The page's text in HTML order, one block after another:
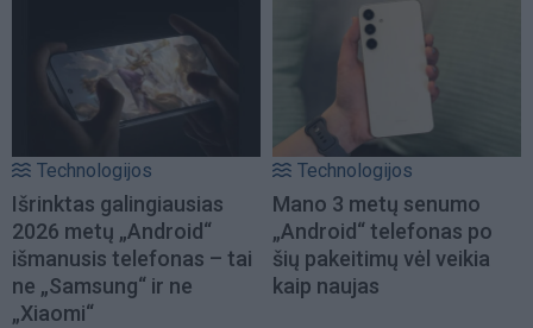
Technologijos
Išrinktas galingiausias
2026 metų „Android“
išmanusis telefonas – tai
ne „Samsung“ ir ne
„Xiaomi“
Technologijos
Mano 3 metų senumo
„Android“ telefonas po
šių pakeitimų vėl veikia
kaip naujas